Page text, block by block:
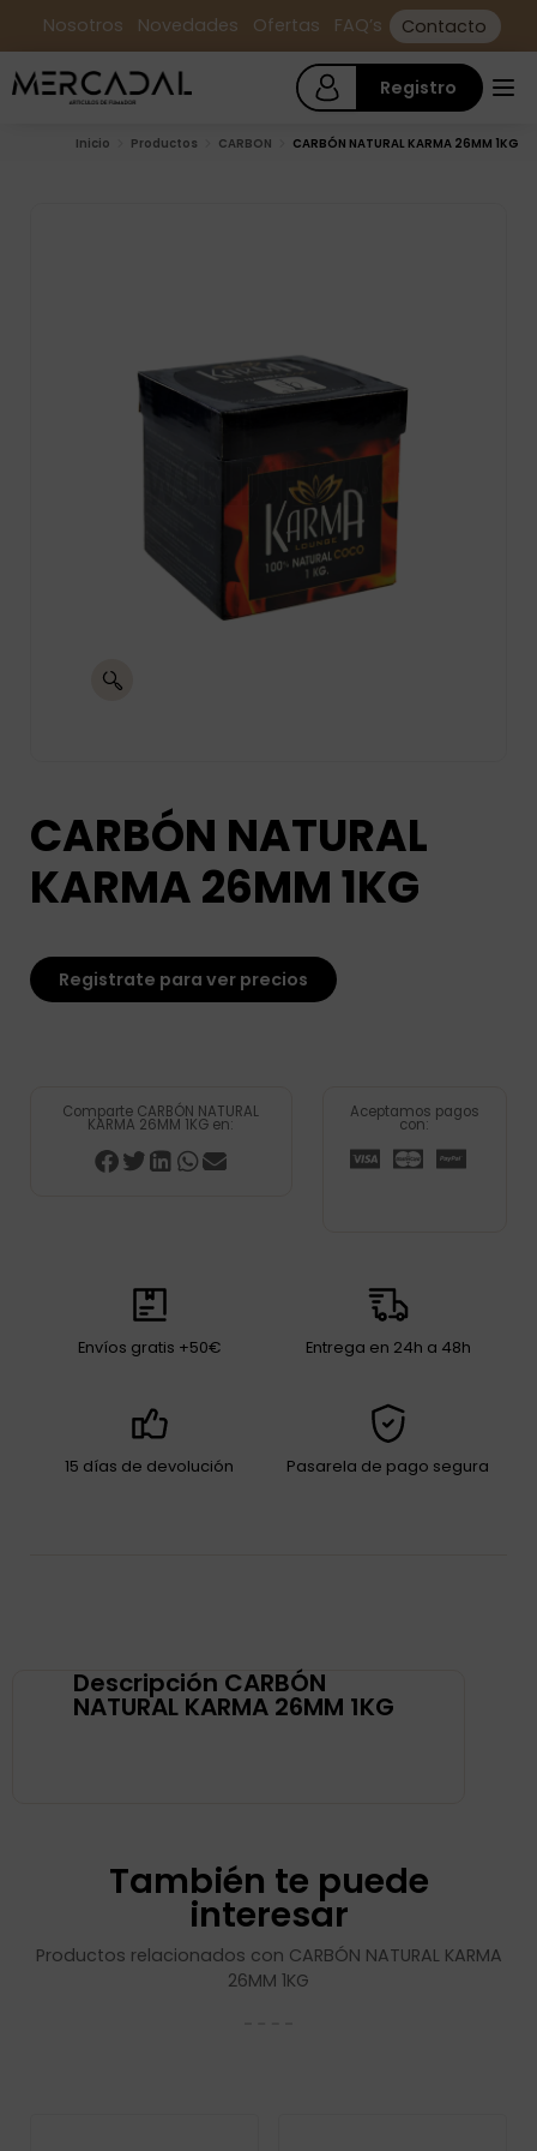
Nosotros Novedades Ofertas FAQ’s Contacto
Registro
Inicio Productos CARBON CARBÓN NATURAL KARMA 26MM 1KG
CARBÓN NATURAL
KARMA 26MM 1KG
Registrate para ver precios
Comparte CARBÓN NATURAL
KARMA 26MM 1KG en:
Aceptamos pagos
con:
Envíos gratis +50€ Entrega en 24h a 48h
15 días de devolución Pasarela de pago segura
Descripción CARBÓN
NATURAL KARMA 26MM 1KG
También te puede
interesar
Productos relacionados con CARBÓN NATURAL KARMA
26MM 1KG